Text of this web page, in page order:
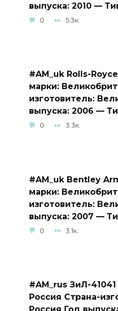
выпуска: 2010 —
0 5.3к.
#AM_uk Rolls-
марки:
изготовитель:
выпуска: 2006 —
0 3.3к.
#AM_uk Bentley
марки:
изготовитель:
выпуска: 2007 —
0 3.1к.
#AM_rus ЗиЛ-
Россия Страна-
Россия Год